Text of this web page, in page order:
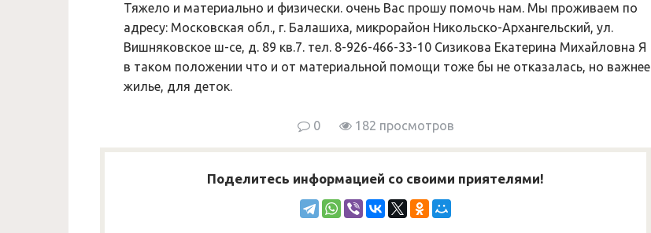
Тяжело и материально и физически. очень Вас прошу помочь нам. Мы проживаем по
адресу: Московская обл., г. Балашиха, микрорайон Никольско-Архангельский, ул.
Вишняковское ш-се, д. 89 кв.7. тел. 8-926-466-33-10 Сизикова Екатерина Михайловна Я
в таком положении что и от материальной помощи тоже бы не отказалась, но важнее
жилье, для деток.
0 182 просмотров
Поделитесь информацией со своими приятелями!